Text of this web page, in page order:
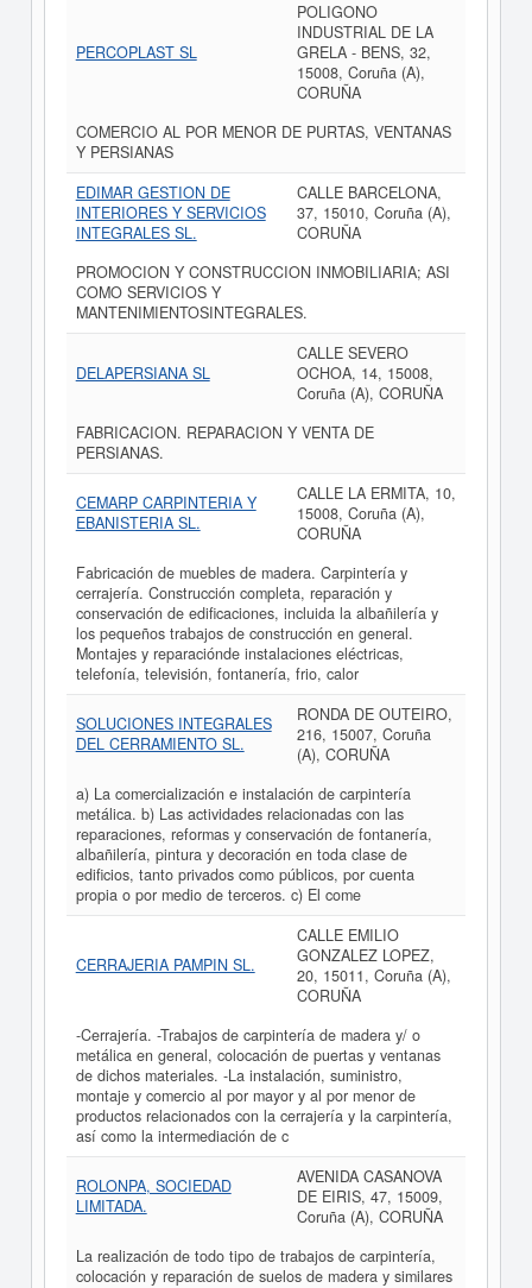
PERCOPLAST SL
POLIGONO
INDUSTRIAL DE LA
GRELA - BENS, 32,
15008, Coruña (A),
CORUÑA
COMERCIO AL POR MENOR DE PURTAS, VENTANAS
Y PERSIANAS
EDIMAR GESTION DE
INTERIORES Y SERVICIOS
INTEGRALES SL.
CALLE BARCELONA,
37, 15010, Coruña (A),
CORUÑA
PROMOCION Y CONSTRUCCION INMOBILIARIA; ASI
COMO SERVICIOS Y
MANTENIMIENTOSINTEGRALES.
DELAPERSIANA SL
CALLE SEVERO
OCHOA, 14, 15008,
Coruña (A), CORUÑA
FABRICACION. REPARACION Y VENTA DE
PERSIANAS.
CEMARP CARPINTERIA Y
EBANISTERIA SL.
CALLE LA ERMITA, 10,
15008, Coruña (A),
CORUÑA
Fabricación de muebles de madera. Carpintería y
cerrajería. Construcción completa, reparación y
conservación de edificaciones, incluida la albañilería y
los pequeños trabajos de construcción en general.
Montajes y reparaciónde instalaciones eléctricas,
telefonía, televisión, fontanería, frio, calor
SOLUCIONES INTEGRALES
DEL CERRAMIENTO SL.
RONDA DE OUTEIRO,
216, 15007, Coruña
(A), CORUÑA
a) La comercialización e instalación de carpintería
metálica. b) Las actividades relacionadas con las
reparaciones, reformas y conservación de fontanería,
albañilería, pintura y decoración en toda clase de
edificios, tanto privados como públicos, por cuenta
propia o por medio de terceros. c) El come
CERRAJERIA PAMPIN SL.
CALLE EMILIO
GONZALEZ LOPEZ,
20, 15011, Coruña (A),
CORUÑA
-Cerrajería. -Trabajos de carpintería de madera y/ o
metálica en general, colocación de puertas y ventanas
de dichos materiales. -La instalación, suministro,
montaje y comercio al por mayor y al por menor de
productos relacionados con la cerrajería y la carpintería,
así como la intermediación de c
ROLONPA, SOCIEDAD
LIMITADA.
AVENIDA CASANOVA
DE EIRIS, 47, 15009,
Coruña (A), CORUÑA
La realización de todo tipo de trabajos de carpintería,
colocación y reparación de suelos de madera y similares